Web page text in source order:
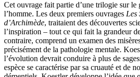
Cet ouvrage fait partie d’une trilogie sur le
l’homme. Les deux premiers ouvrages Les
d’Archimède, traitaient des découvertes
l’inspiration – tout ce qui fait la grandeur
contraire, comprend un examen des
précisément de la pathologie mentale.
l’évolution devrait conduire à plus de
espèce se caractérise par sa cruauté et de